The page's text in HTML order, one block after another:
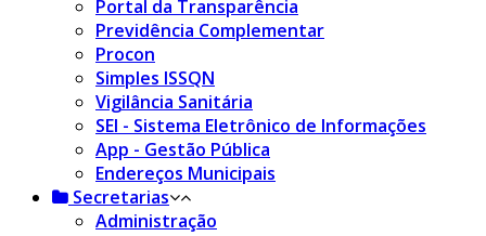
Portal da Transparência
Previdência Complementar
Procon
Simples ISSQN
Vigilância Sanitária
SEI - Sistema Eletrônico de Informações
App - Gestão Pública
Endereços Municipais
Secretarias
Administração